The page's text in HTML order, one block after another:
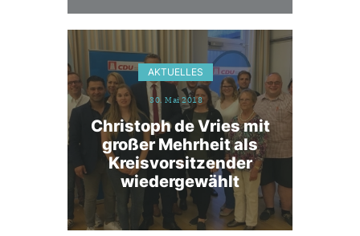
AKTUELLES
30. Mai 2018
Christoph de Vries mit
großer Mehrheit als
Kreisvorsitzender
wiedergewählt